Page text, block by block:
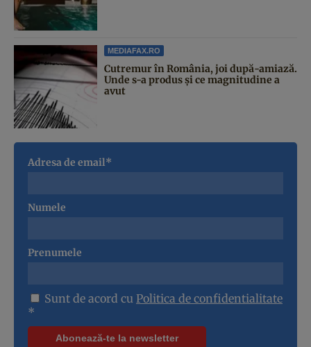
MEDIAFAX.RO
Cutremur în România, joi după-amiază.
Unde s-a produs și ce magnitudine a
avut
Adresa de email*
Numele
Prenumele
Sunt de acord cu Politica de confidentialitate
*